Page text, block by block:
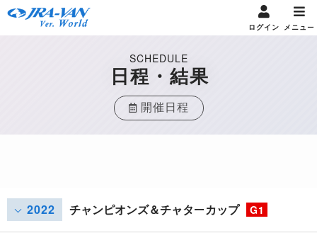
ログイン メニュー
SCHEDULE
日程・結果
開催日程
2022 チャンピオンズ＆チャターカップ G1